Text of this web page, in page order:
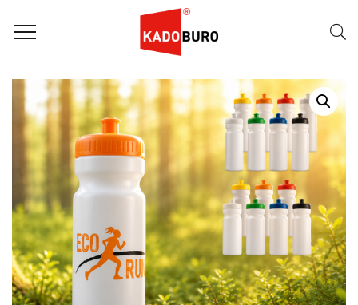
Home
Duurzame Geschenken